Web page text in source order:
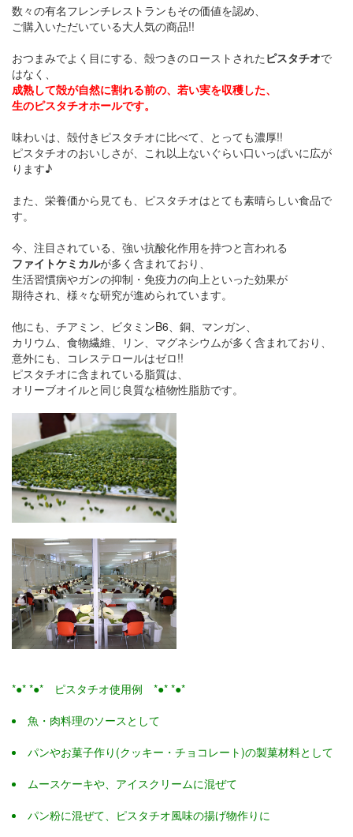
数々の有名フレンチレストランもその価値を認め、
ご購入いただいている大人気の商品!!
おつまみでよく目にする、殻つきのローストされた ピスタチオで
はなく、
成熟して殻が自然に割れる前の、若い実を収穫した、
生のピスタチオホールです。
味わいは、殻付きピスタチオに比べて、とっても濃厚!!
ピスタチオのおいしさが、これ以上ないぐらい口いっぱいに広が
ります♪
また、栄養価から見ても、ピスタチオはとても素晴らしい食品で
す。
今、注目されている、強い抗酸化作用を持つと言われる
ファイトケミカルが多く含まれており、
生活習慣病やガンの抑制・免疫力の向上といった効果が
期待され、様々な研究が進められています。
他にも、チアミン、ビタミンB6、銅、マンガン、
カリウム、食物繊維、リン、マグネシウムが多く含まれており、
意外にも、コレステロールはゼロ!!
ピスタチオに含まれている脂質は、
オリーブオイルと同じ良質な植物性脂肪です。
*●* *●* ピスタチオ使用例 *●* *●*
魚・肉料理のソースとして
パンやお菓子作り(クッキー・チョコレート)の製菓材料として
ムースケーキや、アイスクリームに混ぜて
パン粉に混ぜて、ピスタチオ風味の揚げ物作りに